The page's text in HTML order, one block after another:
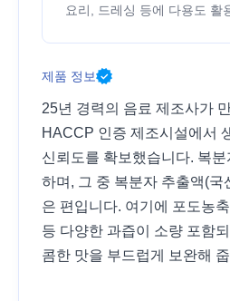
요리, 드레싱 등에 다용도 활
제품 정보
25년 경력의 음료 제조사가
HACCP 인증 제조시설에서
신뢰도를 확보했습니다. 복
하며, 그 중 복분자 추출액(국
은 편입니다. 여기에 포도농
등 다양한 과즙이 소량 포함
콤한 맛을 부드럽게 보완해